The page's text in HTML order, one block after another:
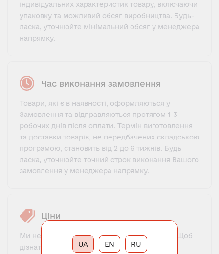
індивідуальних характеристик товару, включаючи
упаковку та можливий обсяг виробництва. Будь-
ласка, уточнюйте мінімальний обсяг у менеджера
напрямку.
Час виконання замовлення
Товари, які є в наявності, оформляються у
Замовлення та відправляються протягом 1-3
робочих днів після оплати. Термін виготовлення
та доставки товарів, не передбачених складською
програмою, становить від 2 до 6 тижнів. Будь
ласка, уточнюйте точний строк виконання Вашого
замовлення у менеджера напрямку.
Ціни
Ми не пропонуємо фіксований прайс-лист. Щоб
дізнатися ціну, потрібно зв'язатися з нашим
RU
UA EN